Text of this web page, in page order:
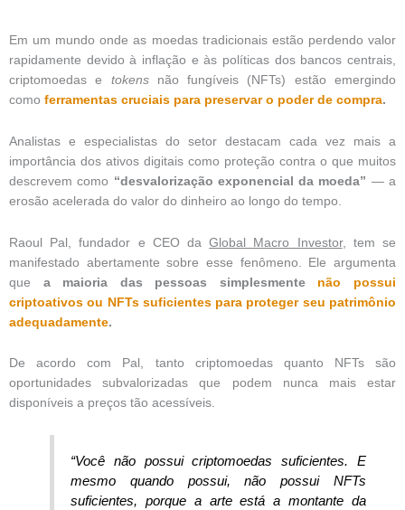
Em um mundo onde as moedas tradicionais estão perdendo valor
rapidamente devido à inflação e às políticas dos bancos centrais,
criptomoedas e tokensnão fungíveis (NFTs) estão emergindo
como ferramentas cruciais para preservar o poder de compra.
Analistas e especialistas do setor destacam cada vez mais a
importância dos ativos digitais como proteção contra o que muitos
descrevem como “desvalorização exponencial da moeda” — a
erosão acelerada do valor do dinheiro ao longo do tempo.
Raoul Pal, fundador e CEO daGlobal Macro Investor, tem se
manifestado abertamente sobre esse fenômeno. Ele argumenta
que a maioria das pessoas simplesmente não possui
criptoativos ou NFTs suficientes para proteger seu patrimônio
adequadamente.
De acordo com Pal, tanto criptomoedas quanto NFTs são
oportunidades subvalorizadas que podem nunca mais estar
disponíveis a preços tão acessíveis.
“Você não possui criptomoedas suficientes. E
mesmo quando possui, não possui NFTs
suficientes, porque a arte está a montante da